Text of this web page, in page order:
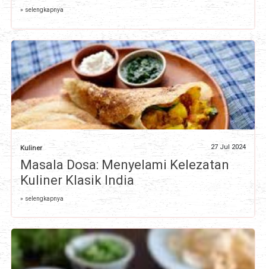
» selengkapnya
Kuliner 27 Jul 2024
Masala Dosa: Menyelami Kelezatan
Kuliner Klasik India
» selengkapnya